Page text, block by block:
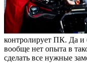
контролирует ПК. Да и
вообще нет опыта в
сделать все нужные